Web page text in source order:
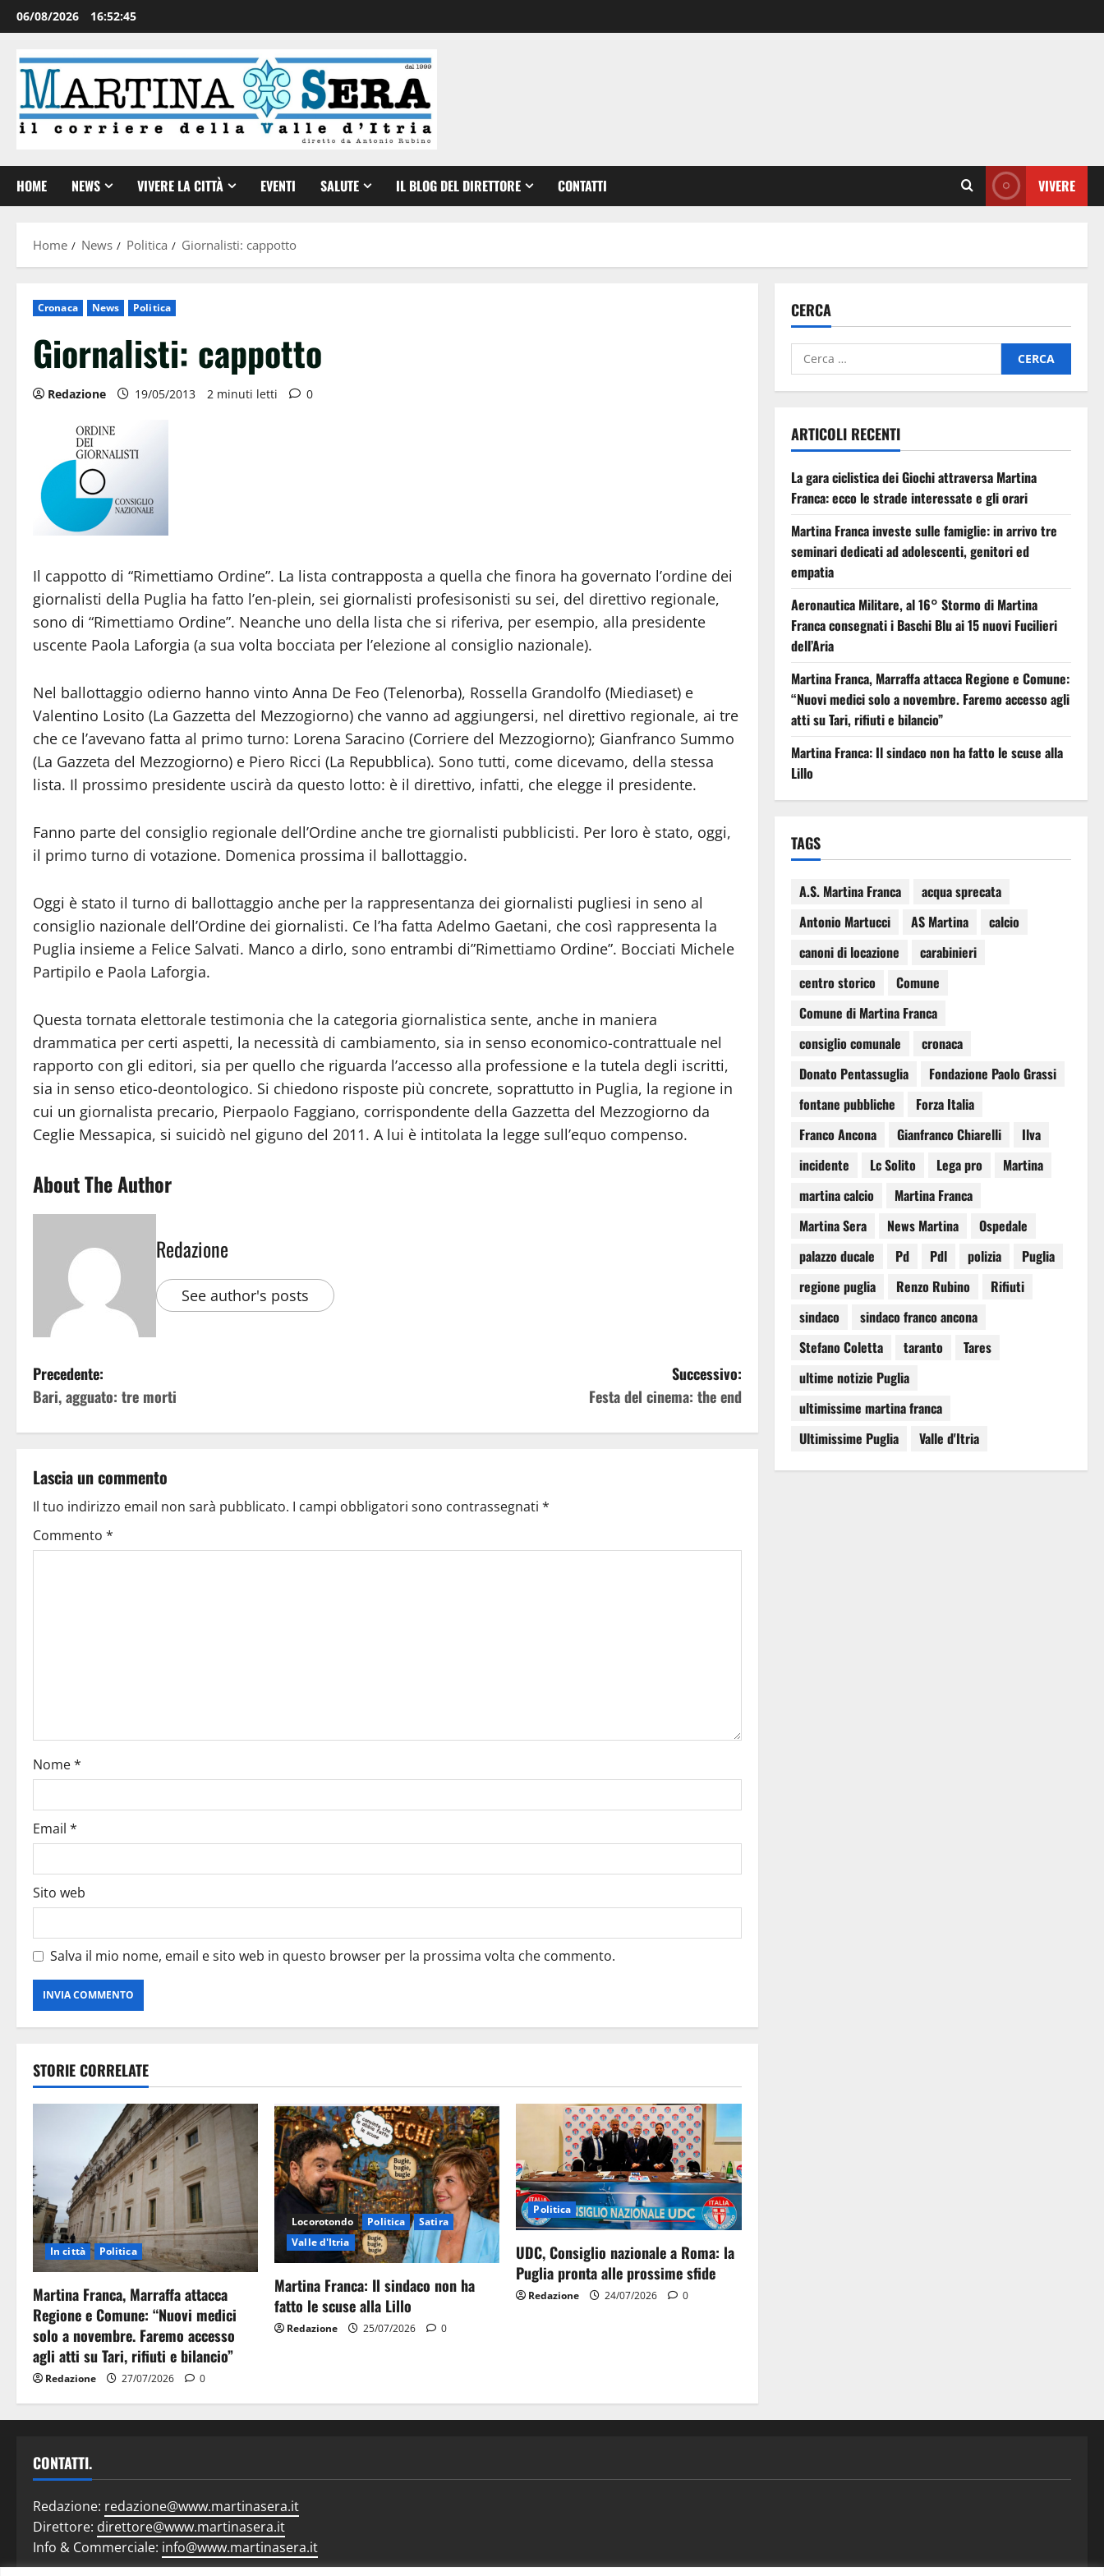
06/08/2026 16:52:45
HOME NEWS VIVERE LA CITTÀ EVENTI SALUTE IL BLOG DEL DIRETTORE CONTATTI VIVERE
Home News Politica Giornalisti: cappotto
Cronaca News Politica
Giornalisti: cappotto
Redazione 19/05/2013 2 minuti letti 0
Il cappotto di “Rimettiamo Ordine”. La lista contrapposta a quella che finora ha governato l’ordine dei
giornalisti della Puglia ha fatto l’en-plein, sei giornalisti profesisonisti su sei, del direttivo regionale,
sono di “Rimettiamo Ordine”. Neanche uno della lista che si riferiva, per esempio, alla presidente
uscente Paola Laforgia (a sua volta bocciata per l’elezione al consiglio nazionale).
Nel ballottaggio odierno hanno vinto Anna De Feo (Telenorba), Rossella Grandolfo (Miediaset) e
Valentino Losito (La Gazzetta del Mezzogiorno) che vanno ad aggiungersi, nel direttivo regionale, ai tre
che ce l’avevano fatta al primo turno: Lorena Saracino (Corriere del Mezzogiorno); Gianfranco Summo
(La Gazzeta del Mezzogiorno) e Piero Ricci (La Repubblica). Sono tutti, come dicevamo, della stessa
lista. Il prossimo presidente uscirà da questo lotto: è il direttivo, infatti, che elegge il presidente.
Fanno parte del consiglio regionale dell’Ordine anche tre giornalisti pubblicisti. Per loro è stato, oggi,
il primo turno di votazione. Domenica prossima il ballottaggio.
Oggi è stato il turno di ballottaggio anche per la rappresentanza dei giornalisti pugliesi in seno al
consiglio nazionale dell’Ordine dei giornalisti. Ce l’ha fatta Adelmo Gaetani, che così rappresenta la
Puglia insieme a Felice Salvati. Manco a dirlo, sono entrambi di”Rimettiamo Ordine”. Bocciati Michele
Partipilo e Paola Laforgia.
Questa tornata elettorale testimonia che la categoria giornalistica sente, anche in maniera
drammatica per certi aspetti, la necessità di cambiamento, sia in senso economico-contrattuale nel
rapporto con gli editori, sia per quello che riguarda l’accesso alla professione e la tutela degli iscritti,
sia in senso etico-deontologico. Si chiedono risposte più concrete, soprattutto in Puglia, la regione in
cui un giornalista precario, Pierpaolo Faggiano, corrispondente della Gazzetta del Mezzogiorno da
Ceglie Messapica, si suicidò nel giguno del 2011. A lui è intitolata la legge sull’equo compenso.
About The Author
Redazione
See author's posts
Precedente:
Bari, agguato: tre morti
Successivo:
Festa del cinema: the end
Lascia un commento
Il tuo indirizzo email non sarà pubblicato. I campi obbligatori sono contrassegnati *
Commento *
Nome*
Email *
Sito web
Salva il mio nome, email e sito web in questo browser per la prossima volta che commento.
STORIE CORRELATE
In città Politica
Martina Franca, Marraffa attacca
Regione e Comune: “Nuovi medici
solo a novembre. Faremo accesso
agli atti su Tari, rifiuti e bilancio”
Redazione 27/07/2026 0
Locorotondo Politica
Satira
Valle d'Itria
Martina Franca: Il sindaco non ha
fatto le scuse alla Lillo
Redazione 25/07/2026 0
Politica
UDC, Consiglio nazionale a Roma: la
Puglia pronta alle prossime sfide
Redazione 24/07/2026 0
CERCA
ARTICOLI RECENTI
La gara ciclistica dei Giochi attraversa Martina
Franca: ecco le strade interessate e gli orari
Martina Franca investe sulle famiglie: in arrivo tre
seminari dedicati ad adolescenti, genitori ed
empatia
Aeronautica Militare, al 16° Stormo di Martina
Franca consegnati i Baschi Blu ai 15 nuovi Fucilieri
dell’Aria
Martina Franca, Marraffa attacca Regione e Comune:
“Nuovi medici solo a novembre. Faremo accesso agli
atti su Tari, rifiuti e bilancio”
Martina Franca: Il sindaco non ha fatto le scuse alla
Lillo
TAGS
A.S. Martina Franca
acqua sprecata
Antonio Martucci
AS Martina
calcio
canoni di locazione
carabinieri
centro storico
Comune
Comune di Martina Franca
consiglio comunale
cronaca
Donato Pentassuglia
Fondazione Paolo Grassi
fontane pubbliche
Forza Italia
Franco Ancona
Gianfranco Chiarelli
Ilva
incidente
Lc Solito Lega pro
Martina
martina calcio
Martina Franca
Martina Sera
News Martina
Ospedale
palazzo ducale
Pd Pdl polizia
Puglia
regione puglia
Renzo Rubino
Rifiuti
sindaco
sindaco franco ancona
Stefano Coletta
taranto
Tares
ultime notizie Puglia
ultimissime martina franca
Ultimissime Puglia
Valle d'Itria
CONTATTI.
Redazione: redazione@www.martinasera.it
Direttore: direttore@www.martinasera.it
Info & Commerciale: info@www.martinasera.it